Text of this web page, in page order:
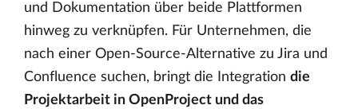
und Dokumentation über beide Plattformen
hinweg zu verknüpfen. Für Unternehmen, die
nach einer Open-Source-Alternative zu Jira und
Confluence suchen, bringt die Integration die
Projektarbeit in OpenProject und das